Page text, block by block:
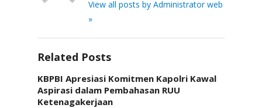
View all posts by Administrator web
»
Related Posts
KBPBI Apresiasi Komitmen Kapolri Kawal
Aspirasi dalam Pembahasan RUU
Ketenagakerjaan